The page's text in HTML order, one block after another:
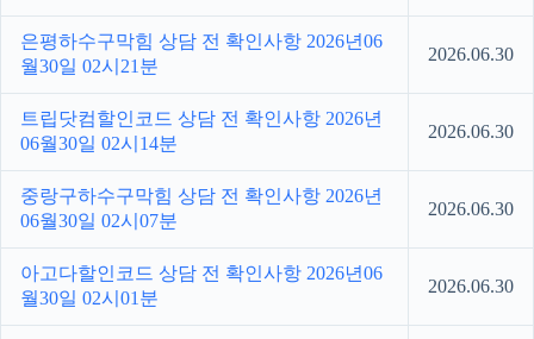
은평하수구막힘 상담 전 확인사항 2026년06
월30일 02시21분
2026.06.30
트립닷컴할인코드 상담 전 확인사항 2026년
06월30일 02시14분
2026.06.30
중랑구하수구막힘 상담 전 확인사항 2026년
06월30일 02시07분
2026.06.30
아고다할인코드 상담 전 확인사항 2026년06
월30일 02시01분
2026.06.30